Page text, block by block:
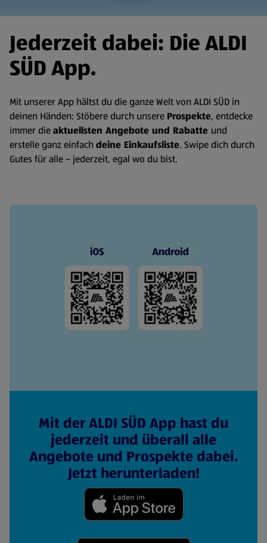
Jederzeit dabei: Die ALDI
SÜD App.
Mit unserer App hältst du die ganze Welt von ALDI SÜD in
deinen Händen: Stöbere durch unsere Prospekte, entdecke
immer dieaktuellsten Angebote und Rabatte und
erstelle ganz einfach deine Einkaufsliste. Swipe dich durch
Gutes für alle – jederzeit, egal wo du bist.
Mit der ALDI SÜD App hast du
jederzeit und überall alle
Angebote und Prospekte dabei.
Jetzt herunterladen!